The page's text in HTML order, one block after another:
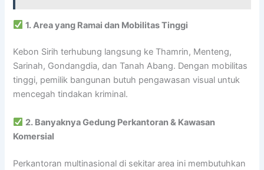
1. Area yang Ramai dan Mobilitas Tinggi
Kebon Sirih terhubung langsung ke Thamrin, Menteng,
Sarinah, Gondangdia, dan Tanah Abang. Dengan mobilitas
tinggi, pemilik bangunan butuh pengawasan visual untuk
mencegah tindakan kriminal.
2. Banyaknya Gedung Perkantoran & Kawasan
Komersial
Perkantoran multinasional di sekitar area ini membutuhkan